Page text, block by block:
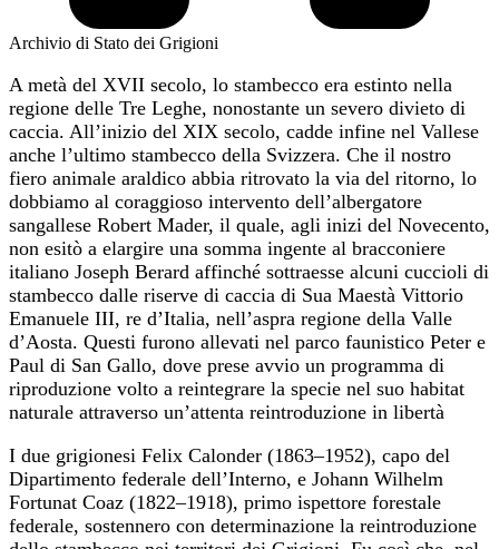
Archivio di Stato dei Grigioni
A metà del XVII secolo, lo stambecco era estinto nella
regione delle Tre Leghe, nonostante un severo divieto di
caccia. All’inizio del XIX secolo, cadde infine nel Vallese
anche l’ultimo stambecco della Svizzera. Che il nostro
fiero animale araldico abbia ritrovato la via del ritorno, lo
dobbiamo al coraggioso intervento dell’albergatore
sangallese Robert Mader, il quale, agli inizi del Novecento,
non esitò a elargire una somma ingente al bracconiere
italiano Joseph Berard affinché sottraesse alcuni cuccioli di
stambecco dalle riserve di caccia di Sua Maestà Vittorio
Emanuele III, re d’Italia, nell’aspra regione della Valle
d’Aosta. Questi furono allevati nel parco faunistico Peter e
Paul di San Gallo, dove prese avvio un programma di
riproduzione volto a reintegrare la specie nel suo habitat
naturale attraverso un’attenta reintroduzione in libertà
I due grigionesi Felix Calonder (1863–1952), capo del
Dipartimento federale dell’Interno, e Johann Wilhelm
Fortunat Coaz (1822–1918), primo ispettore forestale
federale, sostennero con determinazione la reintroduzione